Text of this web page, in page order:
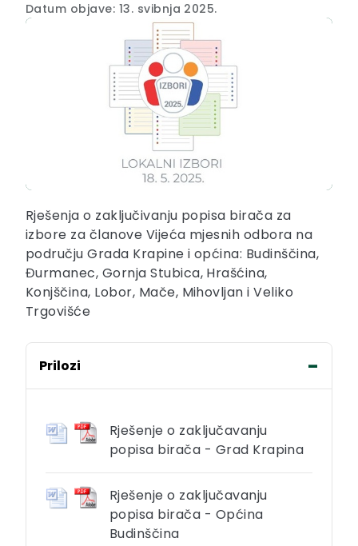
Datum objave: 13. svibnja 2025.
Rješenja o zaključivanju popisa birača za
izbore za članove Vijeća mjesnih odbora na
području Grada Krapine i općina: Budinščina,
Đurmanec, Gornja Stubica, Hrašćina,
Konjščina, Lobor, Mače, Mihovljan i Veliko
Trgovišće
Prilozi
Rješenje o zaključavanju
popisa birača - Grad Krapina
Rješenje o zaključavanju
popisa birača - Općina
Budinščina